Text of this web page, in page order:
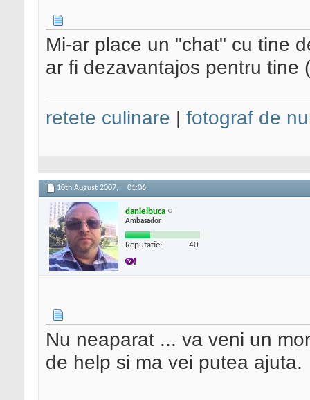
Mi-ar place un "chat" cu tine
ar fi dezavantajos pentru
retete culinare | fotograf de
10th August 2007, 01:06
danielbuca
Ambasador
Reputatie: 40
Nu neaparat ... va veni un
de help si ma vei putea ajuta.